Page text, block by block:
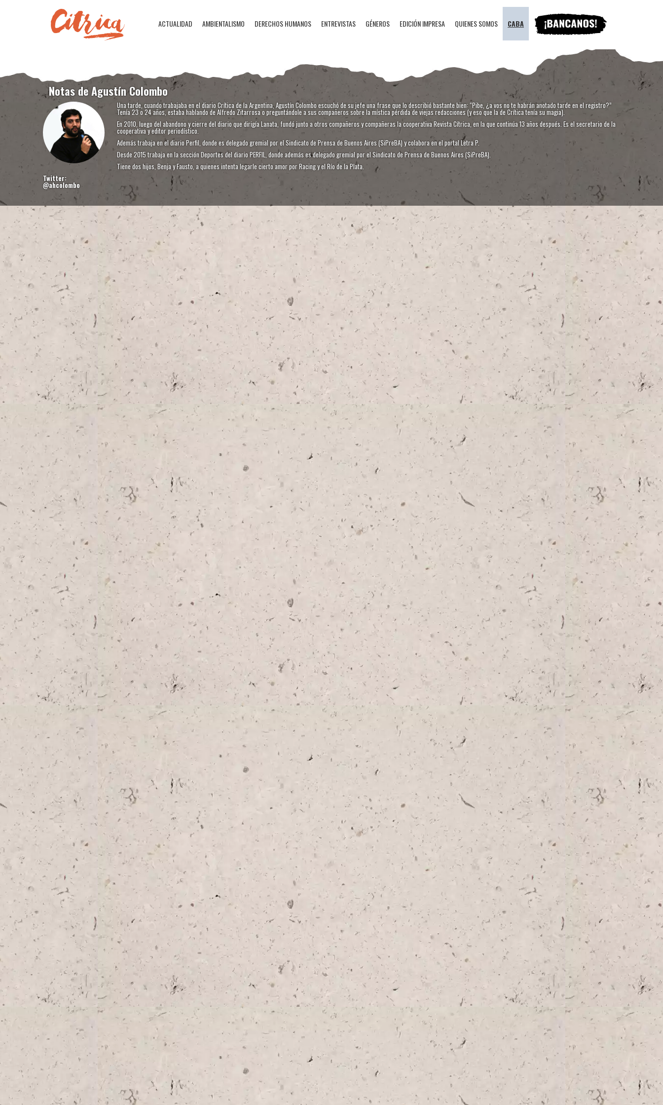
ACTUALIDAD AMBIENTALISMO DERECHOS HUMANOS ENTREVISTAS GÉNEROS EDICIÓN IMPRESA QUIENES SOMOS CABA
Notas de Agustín Colombo
Una tarde, cuando trabajaba en el diario Crítica de la Argentina, Agustín Colombo escuchó de su jefe una frase que lo describió bastante bien: “Pibe, ¿a vos no te habrán anotado tarde en el registro?”
Tenía 23 o 24 años, estaba hablando de Alfredo Zitarrosa o preguntándole a sus compañeros sobre la mística pérdida de viejas redacciones (y eso que la de Crítica tenía su magia).
En 2010, luego del abandono y cierre del diario que dirigía Lanata, fundó junto a otros compañeros y compañeras la cooperativa Revista Cítrica, en la que continúa 13 años después. Es el secretario de la
cooperativa y editor periodístico.
Además trabaja en el diario Perfil, donde es delegado gremial por el Sindicato de Prensa de Buenos Aires (SiPreBA) y colabora en el portal Letra P.
Desde 2015 trabaja en la sección Deportes del diario PERFIL, donde además es delegado gremial por el Sindicato de Prensa de Buenos Aires (SiPreBA).
Tiene dos hijos, Benja y Fausto, a quienes intenta legarle cierto amor por Racing y el Río de la Plata.
Twitter:
@ahcolombo